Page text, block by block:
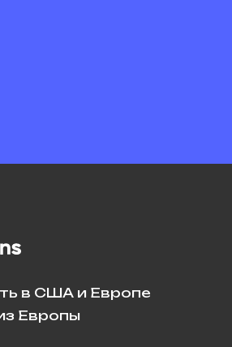
в США и Европе
Европы